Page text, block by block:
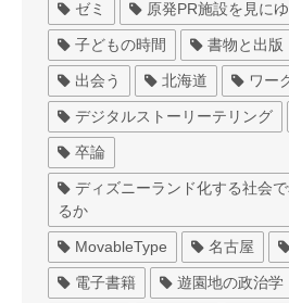
ゼミ 原発PR施設を見にゆ
子どもの時間 書物と出版
出会う 北海道 ワー
デジタルストーリーテリング
卒論
ディズニーランド化する社会
るか
MovableType 名古屋
電子書籍 遊園地の政治学